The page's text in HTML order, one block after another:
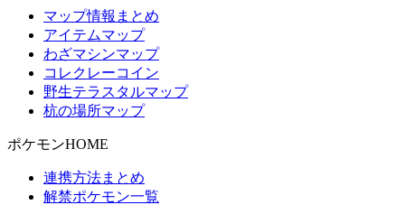
マップ情報まとめ
アイテムマップ
わざマシンマップ
コレクレーコイン
野生テラスタルマップ
杭の場所マップ
ポケモンHOME
連携方法まとめ
解禁ポケモン一覧